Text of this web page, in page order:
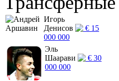
Игорь
Денисов
€ 15
000 000
Эль
Шаарави
€ 30
000 000